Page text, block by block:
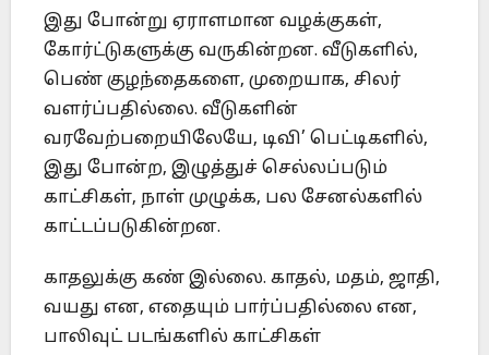
இது போன்று ஏராளமான வழக்குகள்,
கோர்ட்டுகளுக்கு வருகின்றன. வீடுகளில்,
பெண் குழந்தைகளை, முறையாக, சிலர்
வளர்ப்பதில்லை. வீடுகளின்
வரவேற்பறையிலேயே, டிவி’ பெட்டிகளில்,
இது போன்ற, இழுத்துச் செல்லப்படும்
காட்சிகள், நாள் முழுக்க, பல சேனல்களில்
காட்டப்படுகின்றன.
காதலுக்கு கண் இல்லை. காதல், மதம், ஜாதி,
வயது என, எதையும் பார்ப்பதில்லை என,
பாலிவுட் படங்களில் காட்சிகள்